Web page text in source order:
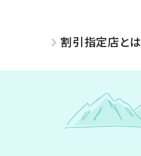
割引指定店とは